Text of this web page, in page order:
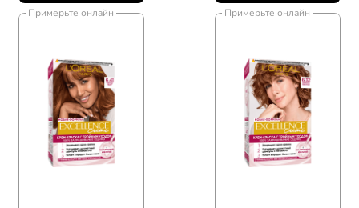
Примерьте онлайн Примерьте онлайн